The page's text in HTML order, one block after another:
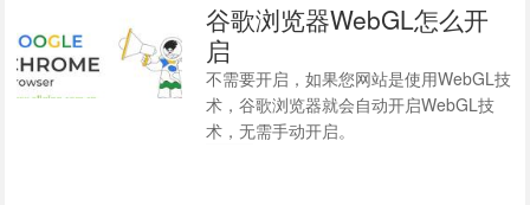
谷歌浏览器WebGL怎么开
启
不需要开启，如果您网站是使用WebGL技
术，谷歌浏览器就会自动开启WebGL技
术，无需手动开启。